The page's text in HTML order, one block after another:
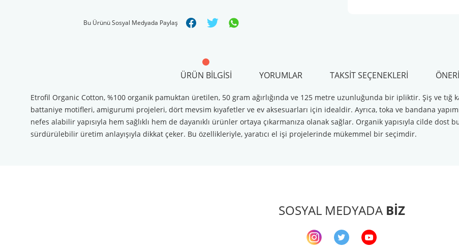
Bu Ürünü Sosyal Medyada Paylaş
ÜRÜN BILGISI YORUMLAR TAKSIT SEÇENEKLERI
Etrofil Organic Cotton, %100 organik pamuktan üretilen, 50 gram ağırlığında ve 125 metre uzunluğunda bir ipliktir. Şiş ve tığ
battaniye motifleri, amigurumi projeleri, dört mevsim kıyafetler ve ev aksesuarları için idealdir. Ayrıca, toka ve bandana
nefes alabilir yapısıyla hem sağlıklı hem de dayanıklı ürünler ortaya çıkarmanıza olanak sağlar. Organik yapısıyla cilde dost
sürdürülebilir üretim anlayışıyla dikkat çeker. Bu özellikleriyle, yaratıcı el işi projelerinde mükemmel bir seçimdir.
SOSYAL MEDYADA BİZ